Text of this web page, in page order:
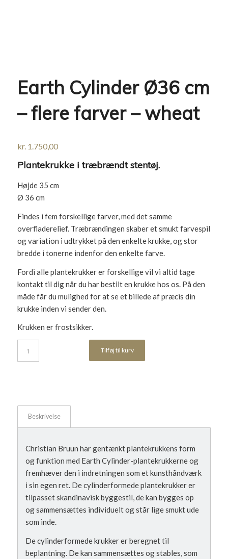
Earth Cylinder Ø36 cm
– flere farver – wheat
kr.1.750,00
Plantekrukke i træbrændt stentøj.
Højde 35 cm
Ø 36 cm
Findes i fem forskellige farver, med det samme
overfladerelief. Træbrændingen skaber et smukt farvespil
og variation i udtrykket på den enkelte krukke, og stor
bredde i tonerne indenfor den enkelte farve.
Fordi alle plantekrukker er forskellige vil vi altid tage
kontakt til dig når du har bestilt en krukke hos os. På den
måde får du mulighed for at se et billede af præcis din
krukke inden vi sender den.
Krukken er frostsikker.
Tilføj til kurv
Beskrivelse
Christian Bruun har gentænkt plantekrukkens form
og funktion med Earth Cylinder-plantekrukkerne og
fremhæver den i indretningen som et kunsthåndværk
i sin egen ret. De cylinderformede plantekrukker er
tilpasset skandinavisk byggestil, de kan bygges op
og sammensættes individuelt og står lige smukt ude
som inde.
De cylinderformede krukker er beregnet til
beplantning. De kan sammensættes og stables, som